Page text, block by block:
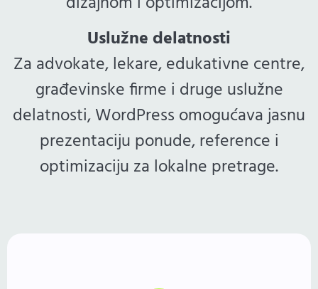
Uslužne delatnosti
Za advokate, lekare, edukativne centre,
građevinske firme i druge uslužne
delatnosti, WordPress omogućava jasnu
prezentaciju ponude, reference i
optimizaciju za lokalne pretrage.